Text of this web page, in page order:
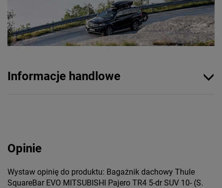
Informacje handlowe
Opinie
Wystaw opinię do produktu: Bagażnik dachowy Thule
SquareBar EVO MITSUBISHI Pajero TR4 5-dr SUV 10- (S.